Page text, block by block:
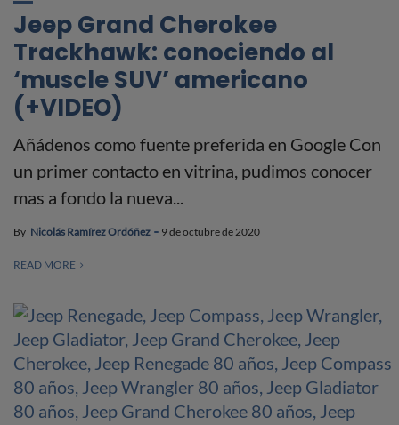
Jeep Grand Cherokee
Trackhawk: conociendo al
‘muscle SUV’ americano
(+VIDEO)
Añádenos como fuente preferida en Google Con
un primer contacto en vitrina, pudimos conocer
mas a fondo la nueva...
By Nicolás Ramírez Ordóñez 9 de octubre de 2020
READ MORE